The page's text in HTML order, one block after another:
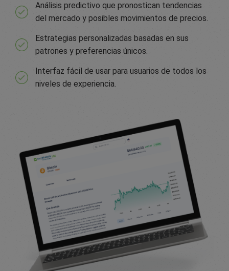
Análisis predictivo que pronostican tendencias
del mercado y posibles movimientos de precios.
Estrategias personalizadas basadas en sus
patrones y preferencias únicos.
Interfaz fácil de usar para usuarios de todos los
niveles de experiencia.